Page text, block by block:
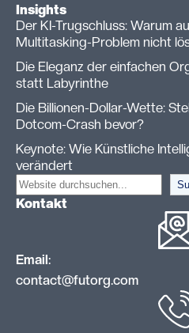
Insights
Der KI-Trugschluss: Warum
Multitasking-Problem nicht
Die Eleganz der einfachen
statt Labyrinthe
Die Billionen-Dollar-Wette:
Dotcom-Crash bevor?
Keynote: Wie Künstliche
verändert
S
u
e
n
Kontakt
Email:
contact@futorg.com